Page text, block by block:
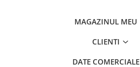
MAGAZINUL MEU
CLIENTI
DATE COMERCIALE